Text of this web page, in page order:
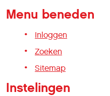
Menu beneden
Inloggen
Zoeken
Sitemap
Instelingen